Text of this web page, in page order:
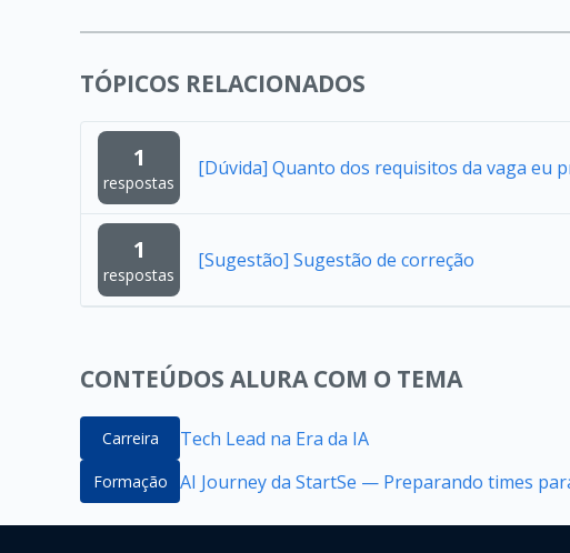
TÓPICOS RELACIONADOS
1
respostas
[Dúvida] Quanto dos requisitos da vaga eu
1
respostas
[Sugestão] Sugestão de correção
CONTEÚDOS ALURA COM O TEMA
Carreira Tech Lead na Era da IA
Formação AI Journey da StartSe — Preparando times